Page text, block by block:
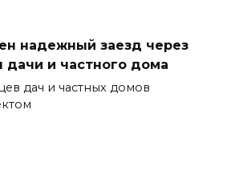
надежный заезд через
дачи и частного дома
дач и частных домов